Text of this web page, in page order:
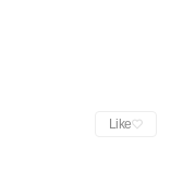
Like